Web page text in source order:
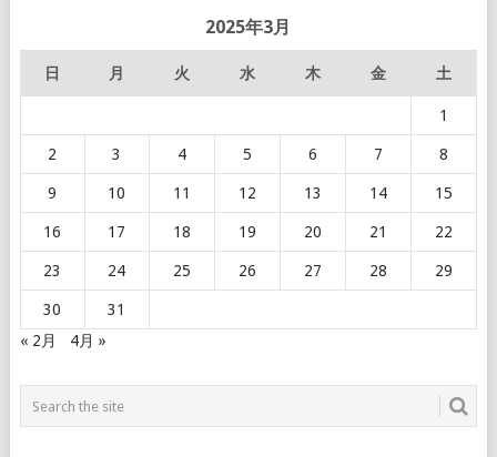
2025年3月
日 月 火 水 木 金 土
1
2 3 4 5 6 7 8
9 10 11 12 13 14 15
16 17 18 19 20 21 22
23 24 25 26 27 28 29
30
31
« 2月
4月 »